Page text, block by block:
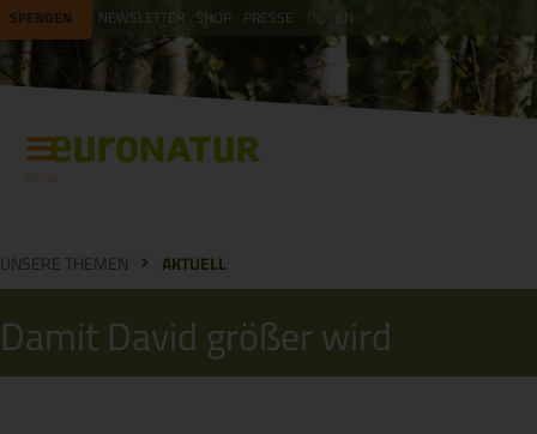
SPENDEN NEWSLETTER SHOP PRESSE EN
UNSERE THEMEN AKTUELL
Damit David größer wird